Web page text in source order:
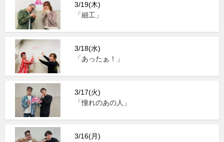
3/19(木)
「細工」
3/18(水)
「あったぁ！」
3/17(火)
「憧れのあの人」
3/16(月)